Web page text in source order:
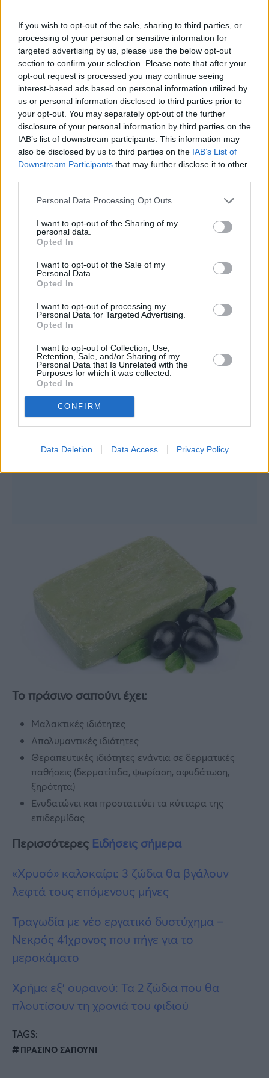
If you wish to opt-out of the sale, sharing to third parties, or
processing of your personal or sensitive information for
targeted advertising by us, please use the below opt-out
section to confirm your selection. Please note that after your
opt-out request is processed you may continue seeing
interest-based ads based on personal information utilized by
us or personal information disclosed to third parties prior to
your opt-out. You may separately opt-out of the further
disclosure of your personal information by third parties on the
IAB’s list of downstream participants. This information may
also be disclosed by us to third parties on the IAB’s List of
Downstream Participants that may further disclose it to other
Personal Data Processing Opt Outs
I want to opt-out of the Sharing of my
personal data.
Opted In
I want to opt-out of the Sale of my
Personal Data.
Opted In
I want to opt-out of processing my
Personal Data for Targeted Advertising.
Opted In
I want to opt-out of Collection, Use,
Retention, Sale, and/or Sharing of my
Personal Data that Is Unrelated with the
Purposes for which it was collected.
Opted In
CONFIRM
Data Deletion Data Access Privacy Policy
Για καθαρισμό τζαμιών
Βουτάτε τα ειδικά πανάκια για το καθάρισμα
των τζαμιών σε διάλυμα πράσινου σαπουνιού
με νερό, περνάτε τα τζάμια και μετά τα
ξεβγάζετε με νερό.
Οι ιδιότητες του πράσινου σαπουνιού
Το πράσινο σαπούνι έχει:
Μαλακτικές ιδιότητες
Απολυμαντικές ιδιότητες
Θεραπευτικές ιδιότητες ενάντια σε δερματικές
παθήσεις (δερματίτιδα, ψωρίαση, αφυδάτωση,
ξηρότητα)
Ενυδατώνει και προστατεύει τα κύτταρα της
επιδερμίδας
Περισσότερες Ειδήσεις σήμερα
«Χρυσό» καλοκαίρι: 3 ζώδια θα βγάλουν
λεφτά τους επόμενους μήνες
Τραγωδία με νέο εργατικό δυστύχημα –
Νεκρός 41χρονος που πήγε για το
μεροκάματο
Χρήμα εξ’ ουρανού: Τα 2 ζώδια που θα
πλουτίσουν τη χρονιά του φιδιού
TAGS:
ΠΡΑΣΙΝΟ ΣΑΠΟΥΝΙ